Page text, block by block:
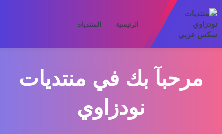
الرئيسية المنتديات
مرحبآ بك في منتديات
نودزاوي